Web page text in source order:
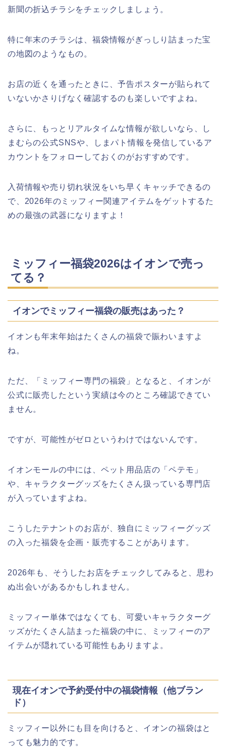
新聞の折込チラシをチェックしましょう。
特に年末のチラシは、福袋情報がぎっしり詰まった宝
の地図のようなもの。
お店の近くを通ったときに、予告ポスターが貼られて
いないかさりげなく確認するのも楽しいですよね。
さらに、もっとリアルタイムな情報が欲しいなら、し
まむらの公式SNSや、しまパト情報を発信しているア
カウントをフォローしておくのがおすすめです。
入荷情報や売り切れ状況をいち早くキャッチできるの
で、2026年のミッフィー関連アイテムをゲットするた
めの最強の武器になりますよ！
ミッフィー福袋2026はイオンで売っ
てる？
イオンでミッフィー福袋の販売はあった？
イオンも年末年始はたくさんの福袋で賑わいますよ
ね。
ただ、「ミッフィー専門の福袋」となると、イオンが
公式に販売したという実績は今のところ確認できてい
ません。
ですが、可能性がゼロというわけではないんです。
イオンモールの中には、ペット用品店の「ペテモ」
や、キャラクターグッズをたくさん扱っている専門店
が入っていますよね。
こうしたテナントのお店が、独自にミッフィーグッズ
の入った福袋を企画・販売することがあります。
2026年も、そうしたお店をチェックしてみると、思わ
ぬ出会いがあるかもしれません。
ミッフィー単体ではなくても、可愛いキャラクターグ
ッズがたくさん詰まった福袋の中に、ミッフィーのア
イテムが隠れている可能性もありますよ。
現在イオンで予約受付中の福袋情報（他ブラン
ド）
ミッフィー以外にも目を向けると、イオンの福袋はと
っても魅力的です。